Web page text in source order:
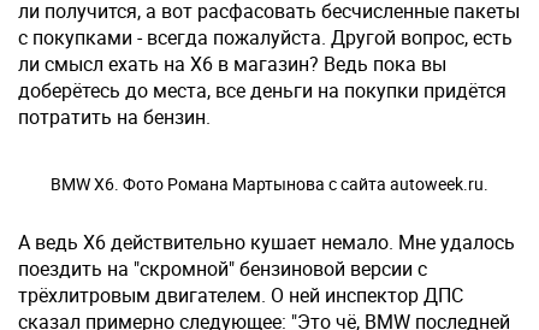
ли получится, а вот расфасовать бесчисленные пакеты
с покупками - всегда пожалуйста. Другой вопрос, есть
ли смысл ехать на Х6 в магазин? Ведь пока вы
доберётесь до места, все деньги на покупки придётся
потратить на бензин.
BMW X6. Фото Романа Мартынова с сайта autoweek.ru.
А ведь X6 действительно кушает немало. Мне удалось
поездить на "скромной" бензиновой версии с
трёхлитровым двигателем. О ней инспектор ДПС
сказал примерно следующее: "Это чё, BMW последней